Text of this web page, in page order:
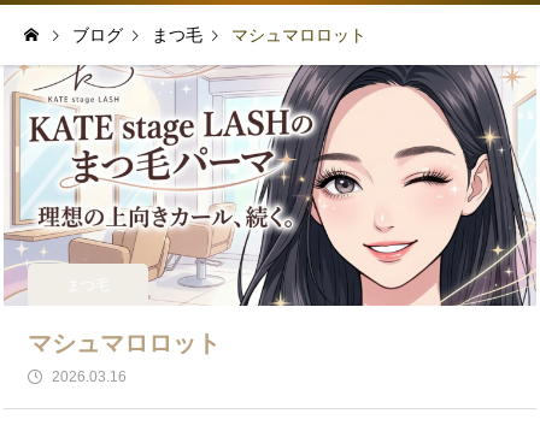
ブログ まつ毛 マシュマロロット
マシュマロロット
2026.03.16